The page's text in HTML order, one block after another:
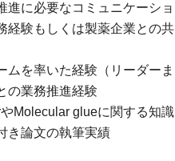
進に必要なコミュニケーシ
経験もしくは製薬企業との
ムを率いた経験（リーダー
の業務推進経験
やMolecular glueに関する知
き論文の執筆実績